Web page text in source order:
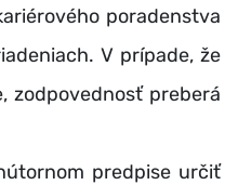
poradenstva
V prípade, že
zodpovednosť preberá
predpise určiť